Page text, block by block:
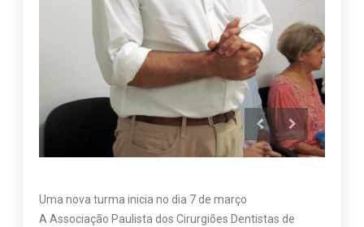
Uma nova turma inicia no dia 7 de março
A Associação Paulista dos Cirurgiões Dentistas de